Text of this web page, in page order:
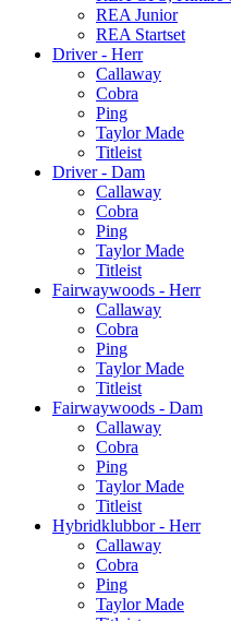
REA Junior
REA Startset
Driver - Herr
Callaway
Cobra
Ping
Taylor Made
Titleist
Driver - Dam
Callaway
Cobra
Ping
Taylor Made
Titleist
Fairwaywoods - Herr
Callaway
Cobra
Ping
Taylor Made
Titleist
Fairwaywoods - Dam
Callaway
Cobra
Ping
Taylor Made
Titleist
Hybridklubbor - Herr
Callaway
Cobra
Ping
Taylor Made